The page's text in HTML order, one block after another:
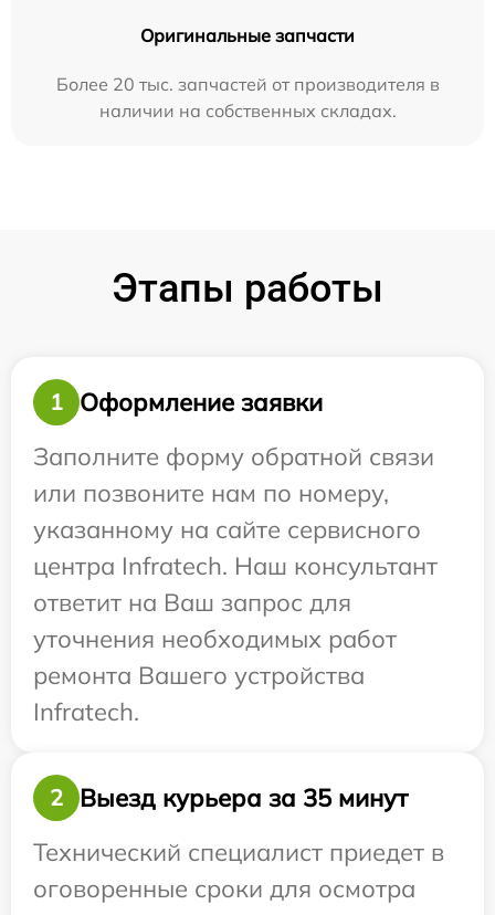
Оригинальные запчасти
Более 20 тыс. запчастей от производителя в
наличии на собственных складах.
Этапы работы
1
Оформление заявки
Заполните форму обратной связи
или позвоните нам по номеру,
указанному на сайте сервисного
центра Infratech. Наш консультант
ответит на Ваш запрос для
уточнения необходимых работ
ремонта Вашего устройства
Infratech.
2
Выезд курьера за 35 минут
Технический специалист приедет в
оговоренные сроки для осмотра